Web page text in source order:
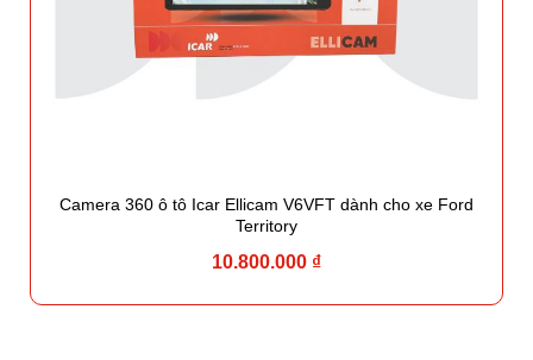
Camera 360 ô tô Icar Ellicam V6VFT dành cho xe Ford
Territory
10.800.000 ₫